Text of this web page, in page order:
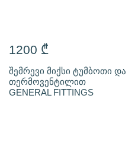
1200 ₾
შემრევი მიქსი ტუმბოთი და
თერმოვენტილით
GENERAL FITTINGS